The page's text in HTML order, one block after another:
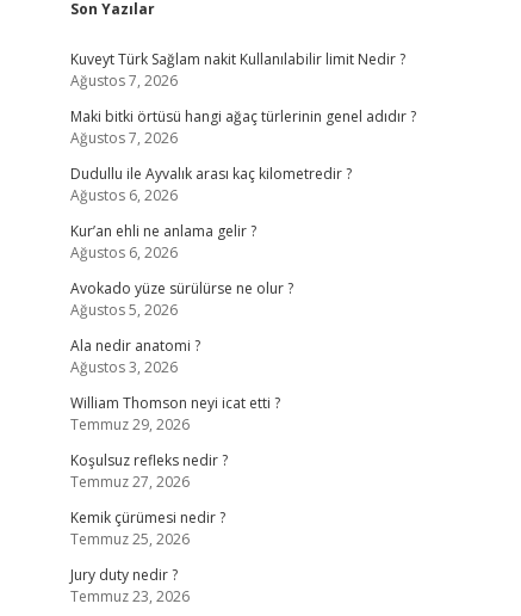
Son Yazılar
Kuveyt Türk Sağlam nakit Kullanılabilir limit Nedir ?
Ağustos 7, 2026
Maki bitki örtüsü hangi ağaç türlerinin genel adıdır ?
Ağustos 7, 2026
Dudullu ile Ayvalık arası kaç kilometredir ?
Ağustos 6, 2026
Kur’an ehli ne anlama gelir ?
Ağustos 6, 2026
Avokado yüze sürülürse ne olur ?
Ağustos 5, 2026
Ala nedir anatomi ?
Ağustos 3, 2026
William Thomson neyi icat etti ?
Temmuz 29, 2026
Koşulsuz refleks nedir ?
Temmuz 27, 2026
Kemik çürümesi nedir ?
Temmuz 25, 2026
Jury duty nedir ?
Temmuz 23, 2026